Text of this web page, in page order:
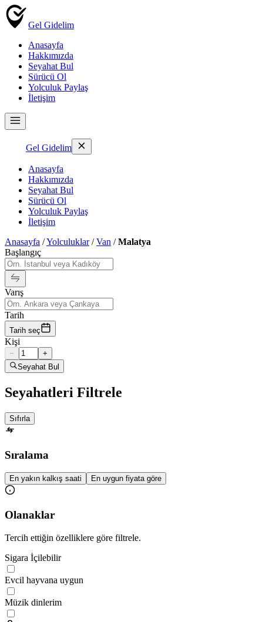
Gel Gidelim
Anasayfa
Hakkımızda
Seyahat Bul
Sürücü Ol
Yolculuk Paylaş
İletişim
Gel Gidelim
Anasayfa
Hakkımızda
Seyahat Bul
Sürücü Ol
Yolculuk Paylaş
İletişim
Anasayfa /Yolculuklar/Van /Malatya
Başlangıç
Varış
Tarih
Tarih seç
Kişi
−
+
Seyahat Bul
Seyahatleri Filtrele
Sıfırla
Sıralama
En yakın kalkış saati En uygun fiyata göre
Olanaklar
Tercih ettiğin özelliklere göre filtrele.
Sigara İçilebilir
Evcil hayvana uygun
Müzik dinlerim